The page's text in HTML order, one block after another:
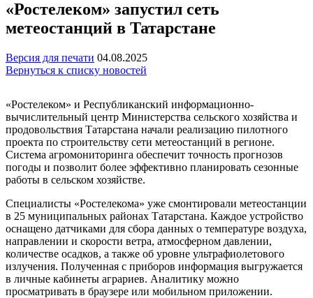
«Ростелеком» запустил сеть
метеостанций в Татарстане
Версия для печати 04.08.2025
Вернуться к списку новостей
«Ростелеком» и Республиканский информационно-
вычислительный центр Министерства сельского хозяйства и
продовольствия Татарстана начали реализацию пилотного
проекта по строительству сети метеостанций в регионе.
Система агромониторинга обеспечит точность прогнозов
погоды и позволит более эффективно планировать сезонные
работы в сельском хозяйстве.
Специалисты «Ростелекома» уже смонтировали метеостанции
в 25 муниципальных районах Татарстана. Каждое устройство
оснащено датчиками для сбора данных о температуре воздуха,
направлении и скорости ветра, атмосферном давлении,
количестве осадков, а также об уровне ультрафиолетового
излучения. Полученная с приборов информация выгружается
в личные кабинеты аграриев. Аналитику можно
просматривать в браузере или мобильном приложении.